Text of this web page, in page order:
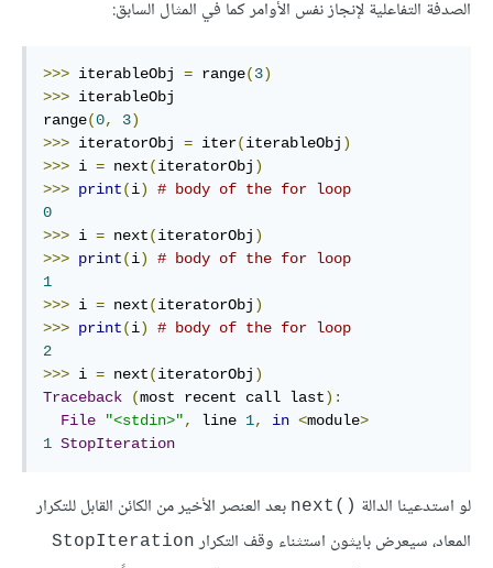
الصدفة التفاعلية لإنجاز نفس الأوامر كما في المثال السابق:
>>> iterableObj = range(3)
>>> iterableObj
range(0, 3)
>>> iteratorObj = iter(iterableObj )
>>> i = next(iteratorObj )
>>> print(i)
# body of the for loop
0
>>> i = next(iteratorObj )
>>> print(i)
# body of the for loop
1
>>> i = next(iteratorObj )
>>> print(i)
# body of the for loop
2
>>> i = next(iteratorObj )
Traceback
(most recent call last):
File
"<stdin>", line 1, in <module>
1 StopIteration
لو استدعينا الدالة ()next
بعد العنصر الأخير من الكائن القابل للتكرار
المعاد، سيعرض بايثون استثناء وقف التكرار StopIteration